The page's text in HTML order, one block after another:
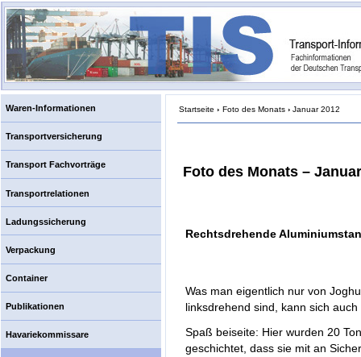
Waren-Informationen
Transportversicherung
Transport Fachvorträge
Transportrelationen
Ladungssicherung
Verpackung
Container
Publikationen
Havariekommissare
Startseite › Foto des Monats › Januar 2012
Foto des Monats –
Rechtsdrehende
Was man eigentlich nur von
linksdrehend sind, kann sich
Spaß beiseite: Hier wurden 20
geschichtet, dass sie mit an